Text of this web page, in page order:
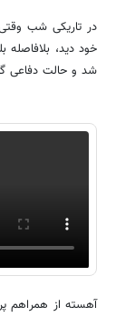
در تاریکی شب
خود دید،
شد و حالت دفاعی
آهسته از همراهم